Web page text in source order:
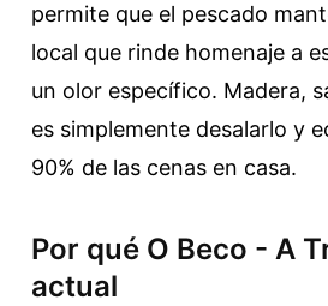
permite que el pescado
local que rinde homenaje a
un olor específico. Madera,
es simplemente desalarlo y
90% de las cenas en casa.
Por qué O Beco - A
actual